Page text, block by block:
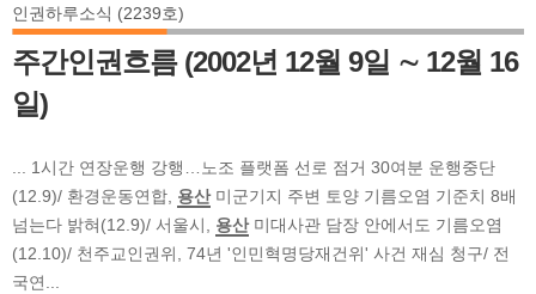
인권하루소식 (2239호)
주간인권흐름 (2002년 12월 9일 ∼ 12월 16
일)
... 1시간 연장운행 강행…노조 플랫폼 선로 점거 30여분 운행중단
(12.9)/ 환경운동연합, 용산미군기지 주변 토양 기름오염 기준치 8배
넘는다 밝혀(12.9)/ 서울시, 용산미대사관 담장 안에서도 기름오염
(12.10)/ 천주교인권위, 74년 '인민혁명당재건위' 사건 재심 청구/ 전
국연...